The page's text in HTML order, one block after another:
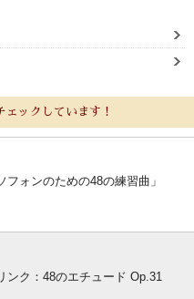
ックしています！
フォンのための48の練習曲」
ンク：48のエチュード Op.31